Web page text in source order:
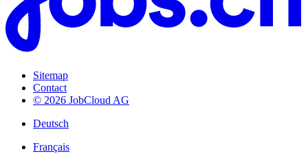
Sitemap
Contact
© 2026 JobCloud AG
Deutsch
Français